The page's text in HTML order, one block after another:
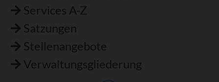
Services A-Z
Satzungen
Stellenangebote
Verwaltungsgliederung